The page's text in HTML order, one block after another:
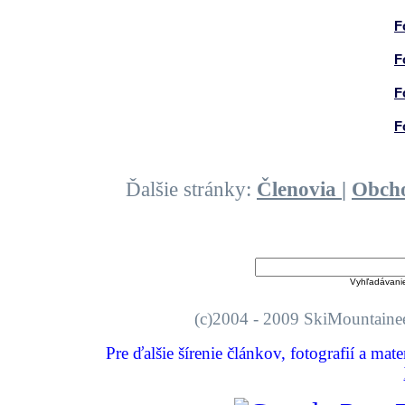
Ďalšie stránky: Členovia |
(c)2004 - 2009
Pre ďalšie šírenie článkov, fotografií a